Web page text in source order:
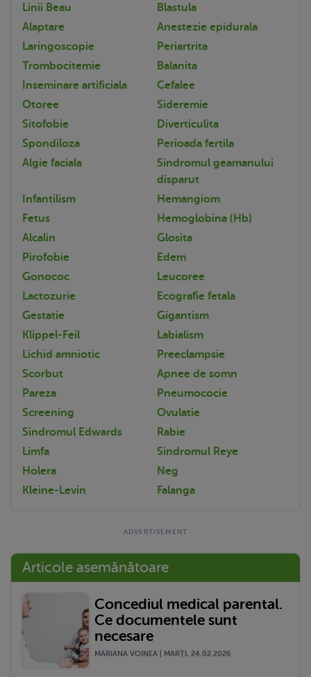
Linii Beau
Blastula
Alaptare
Anestezie epidurala
Laringoscopie
Periartrita
Trombocitemie
Balanita
Inseminare artificiala
Cefalee
Otoree
Sideremie
Sitofobie
Diverticulita
Spondiloza
Perioada fertila
Algie faciala
Sindromul geamanului
disparut
Infantilism
Hemangiom
Fetus
Hemoglobina (Hb)
Alcalin
Glosita
Pirofobie
Edem
Gonococ
Leucoree
Lactozurie
Ecografie fetala
Gestatie
Gigantism
Klippel-Feil
Labialism
Lichid amniotic
Preeclampsie
Scorbut
Apnee de somn
Pareza
Pneumococie
Screening
Ovulatie
Sindromul Edwards
Rabie
Limfa
Sindromul Reye
Holera
Neg
Kleine-Levin
Falanga
Articole asemănătoare
Concediul medical parental.
Ce documentele sunt
necesare
MARIANA VOINEA | MARŢI, 24.02.2026